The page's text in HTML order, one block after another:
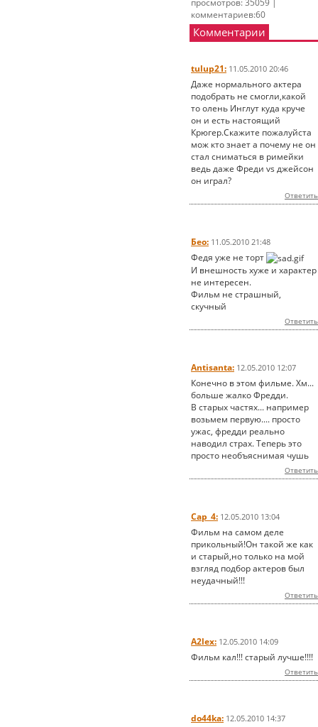
просмотров: 35059 |
комментариев:60
Комментарии
tulup21: 11.05.2010 20:46
Даже нормального актера
подобрать не смогли,какой
то олень Инглут куда круче
он и есть настоящий
Крюгер.Скажите пожалуйста
мож кто знает а почему не он
стал сниматься в римейки
ведь даже Фреди vs джейсон
он играл?
Ответить
Бео: 11.05.2010 21:48
Федя уже не торт
И внешность хуже и характер
не интересен.
Фильм не страшный,
скучный
Ответить
Antisanta: 12.05.2010 12:07
Конечно в этом фильме. Хм...
больше жалко Фредди.
В старых частях... например
возьмем первую.... просто
ужас, фредди реально
наводил страх. Теперь это
просто необъяснимая чушь
Ответить
Cap_4: 12.05.2010 13:04
Фильм на самом деле
прикольный!Он такой же как
и старый,но только на мой
взгляд подбор актеров был
неудачный!!!
Ответить
A2lex: 12.05.2010 14:09
Фильм кал!!! старый лучше!!!!
Ответить
do44ka: 12.05.2010 14:37